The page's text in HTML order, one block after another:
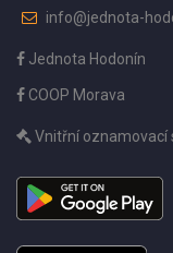
info@jednota-
Jednota Hodonín
COOP Morava
Vnitřní oznamovací